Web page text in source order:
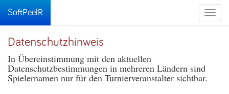
Toggle
SoftPeelR
Datenschutzhinweis
In Übereinstimmung mit den aktuellen
Datenschutzbestimmungen in mehreren Ländern sind
Spielernamen nur für den Turnierveranstalter sichtbar.